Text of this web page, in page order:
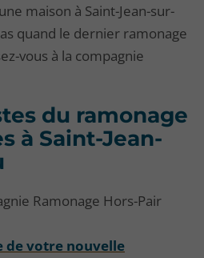
maison à Saint-Jean-sur-
quand le dernier ramonage
vous à la compagnie
du ramonage
à Saint-Jean-
Ramonage Hors-Pair
de votre nouvelle